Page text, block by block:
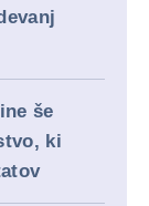
še
ki